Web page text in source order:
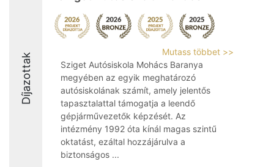
Díjazottak
Mutass többet >>
Sziget Autósiskola Mohács Baranya
megyében az egyik meghatározó
autósiskolának számít, amely jelentős
tapasztalattal támogatja a leendő
gépjárművezetők képzését. Az
intézmény 1992 óta kínál magas szintű
oktatást, ezáltal hozzájárulva a
biztonságos ...